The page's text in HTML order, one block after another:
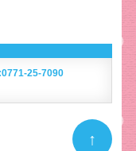
25-7090
↑